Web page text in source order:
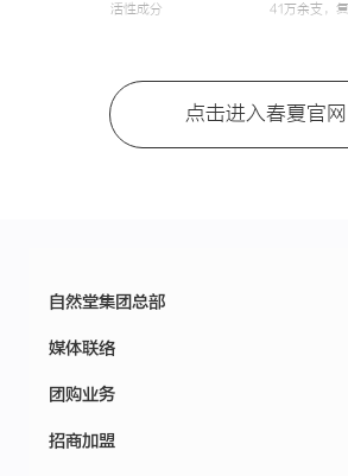
活性成分
41万余支，
点击进入春夏官网
自然堂集团总部
媒体联络
团购业务
招商加盟